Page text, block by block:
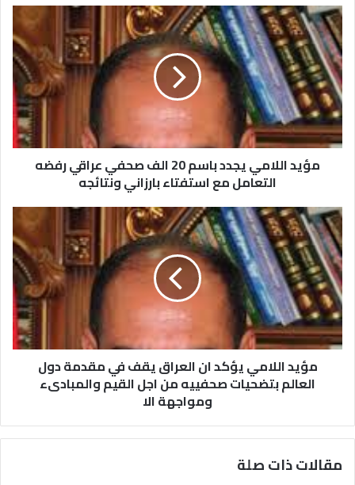
مؤيد اللامي يجدد باسم 20 الف صحفي عراقي رفضه
التعامل مع استفتاء بارزاني ونتائجه
مؤيد اللامي يؤكد ان العراق يقف في مقدمة دول
العالم بتضحيات صحفييه من اجل القيم والمبادىء
ومواجهة الا
مقالات ذات صلة